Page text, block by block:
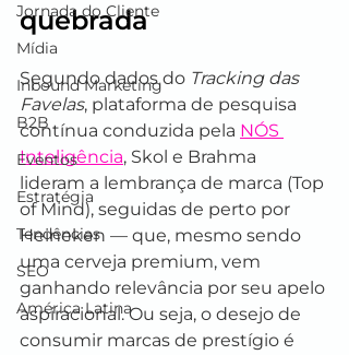
Jornada do Cliente
Mídia
Inbound Marketing
B2B
Eventos
Estratégia
Tendências
SEO
América Latina
quebrada
Segundo dados do Tracking das
Favelas, plataforma de pesquisa
contínua conduzida pela NÓS
Inteligência, Skol e Brahma
lideram a lembrança de marca (Top
of Mind), seguidas de perto por
Heineken — que, mesmo sendo
uma cerveja premium, vem
ganhando relevância por seu apelo
aspiracional. Ou seja, o desejo de
consumir marcas de prestígio é